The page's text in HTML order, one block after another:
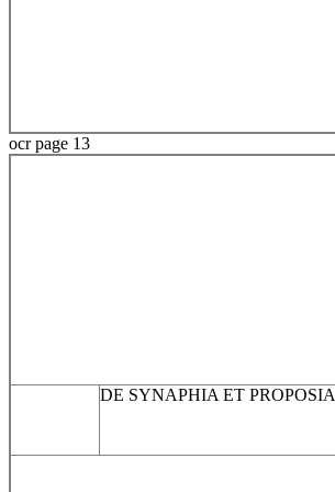
ocr page 13
DE SYNAPHIA ET PROPOSIA